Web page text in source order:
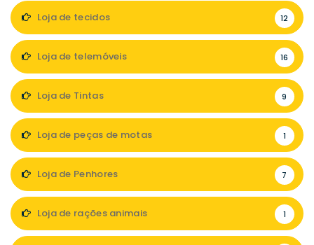
Loja de tecidos 12
Loja de telemóveis 16
Loja de Tintas 9
Loja de peças de motas 1
Loja de Penhores 7
Loja de rações animais 1